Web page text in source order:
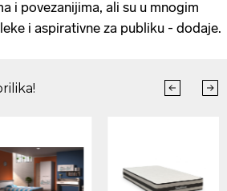
i povezanijima, ali su u mnogim
i aspirativne za publiku - dodaje.